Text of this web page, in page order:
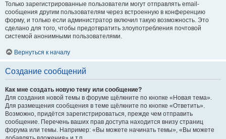
Только зарегистрированные пользователи могут отправлять email-
сообщения другим пользователям через встроенную в конференцию
форму, и только если администратор включил такую возможность. Это
сделано для того, чтобы предотвратить злоупотребления почтовой
системой анонимными пользователями.
Вернуться к началу
Создание сообщений
Как мне создать новую тему или сообщение?
Для создания новой темы в форуме щёлкните по кнопке «Новая тема».
Для размещения сообщения в теме щёлкните по кнопке «Ответить».
Возможно, придётся зарегистрироваться, прежде чем отправить
сообщение. Перечень ваших прав доступа находится внизу страниц
форума или темы. Например: «Вы можете начинать темы», «Вы можете